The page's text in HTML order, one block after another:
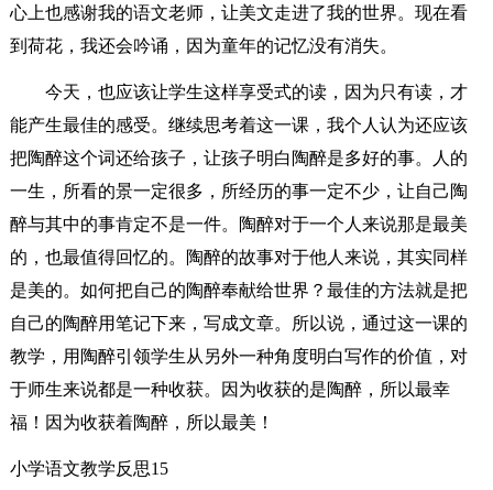
心上也感谢我的语文老师，让美文走进了我的世界。现在看
到荷花，我还会吟诵，因为童年的记忆没有消失。
今天，也应该让学生这样享受式的读，因为只有读，才
能产生最佳的感受。继续思考着这一课，我个人认为还应该
把陶醉这个词还给孩子，让孩子明白陶醉是多好的事。人的
一生，所看的景一定很多，所经历的事一定不少，让自己陶
醉与其中的事肯定不是一件。陶醉对于一个人来说那是最美
的，也最值得回忆的。陶醉的故事对于他人来说，其实同样
是美的。如何把自己的陶醉奉献给世界？最佳的方法就是把
自己的陶醉用笔记下来，写成文章。所以说，通过这一课的
教学，用陶醉引领学生从另外一种角度明白写作的价值，对
于师生来说都是一种收获。因为收获的是陶醉，所以最幸
福！因为收获着陶醉，所以最美！
小学语文教学反思15